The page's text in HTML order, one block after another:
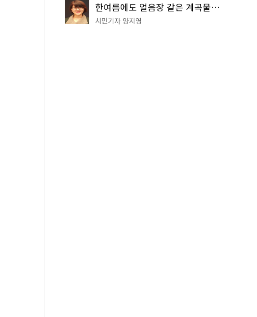
한여름에도 얼음장 같은 계곡물! 서울 '진관사 계곡'이 천국이네~
시민기자 양지영